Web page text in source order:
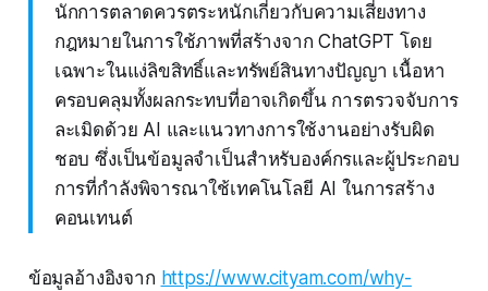
นักการตลาดควรตระหนักเกี่ยวกับความเสี่ยงทาง
กฎหมายในการใช้ภาพที่สร้างจาก ChatGPT โดย
เฉพาะในแง่ลิขสิทธิ์และทรัพย์สินทางปัญญา เนื้อหา
ครอบคลุมทั้งผลกระทบที่อาจเกิดขึ้น การตรวจจับการ
ละเมิดด้วย AI และแนวทางการใช้งานอย่างรับผิด
ชอบ ซึ่งเป็นข้อมูลจำเป็นสำหรับองค์กรและผู้ประกอบ
การที่กำลังพิจารณาใช้เทคโนโลยี AI ในการสร้าง
คอนเทนต์
ข้อมูลอ้างอิงจาก https://www.cityam.com/why-